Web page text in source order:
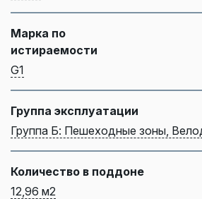
Марка по
истираемости
G1
Группа эксплуатации
Группа Б: Пешеходные зоны,
Количество в поддоне
12,96 м2